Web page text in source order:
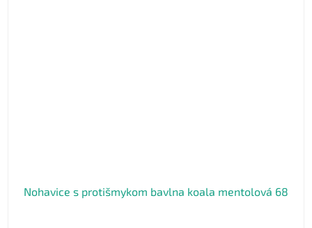
Nohavice s protišmykom bavlna koala mentolová 68